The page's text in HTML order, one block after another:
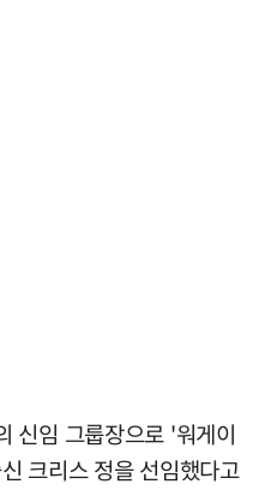
신임 그룹장으로 '워게이
크리스 정을 선임했다고